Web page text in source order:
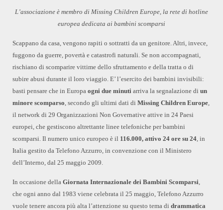
L’associazione è membro di Missing Children Europe, la rete di hotline
europea dedicata ai bambini scomparsi
Scappano da casa, vengono rapiti o sottratti da un genitore. Altri, invece,
fuggono da guerre, povertà e catastrofi naturali. Se non accompagnati,
rischiano di scomparire vittime dello sfruttamento e della tratta o di
subire abusi durante il loro viaggio. E’ l’esercito dei bambini invisibili:
basti pensare che in Europa ogni due minuti arriva la segnalazione di un
minore scomparso, secondo gli ultimi dati di Missing Children Europe,
il network di 29 Organizzazioni Non Governative attive in 24 Paesi
europei, che gestiscono altrettante linee telefoniche per bambini
scomparsi. Il numero unico europeo è il 116.000, attivo 24 ore su 24, in
Italia gestito da Telefono Azzurro, in convenzione con il Ministero
dell’Interno, dal 25 maggio 2009.
In occasione della Giornata Internazionale dei Bambini Scomparsi,
che ogni anno dal 1983 viene celebrata il 25 maggio, Telefono Azzurro
vuole tenere ancora più alta l’attenzione su questo tema di drammatica